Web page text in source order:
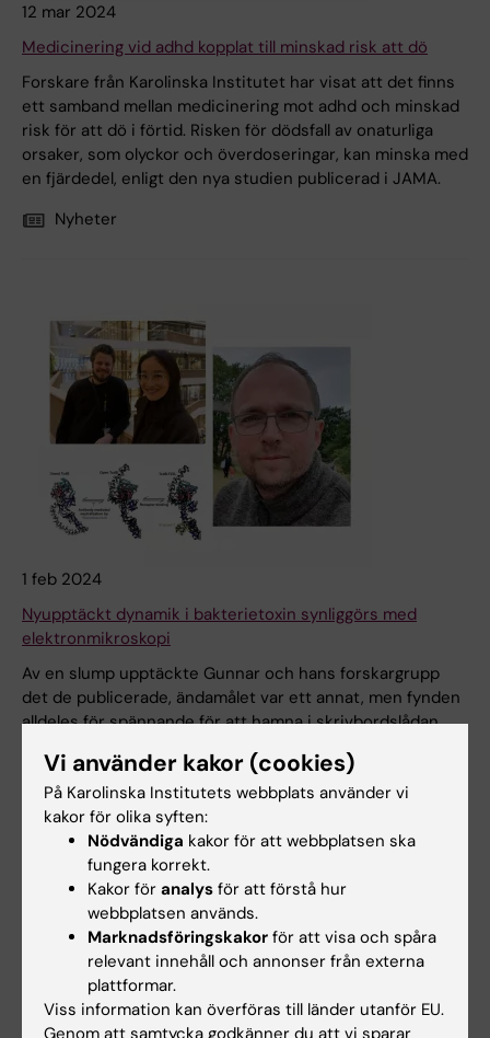
12 mar 2024
Medicinering vid adhd kopplat till minskad risk att dö
Forskare från Karolinska Institutet har visat att det finns
ett samband mellan medicinering mot adhd och minskad
risk för att dö i förtid. Risken för dödsfall av onaturliga
orsaker, som olyckor och överdoseringar, kan minska med
en fjärdedel, enligt den nya studien publicerad i JAMA.
Nyheter
1 feb 2024
Nyupptäckt dynamik i bakterietoxin synliggörs med
elektronmikroskopi
Av en slump upptäckte Gunnar och hans forskargrupp
det de publicerade, ändamålet var ett annat, men fynden
alldeles för spännande för att hamna i skrivbordslådan.
bakterietoxinbindning till receptorn.
Nyheter
Vi använder kakor (cookies)
På Karolinska Institutets webbplats använder vi
kakor för olika syften:
Nödvändiga kakor för att webbplatsen ska
fungera korrekt.
Kakor för analys för att förstå hur
webbplatsen används.
Marknadsföringskakor för att visa och spåra
relevant innehåll och annonser från externa
plattformar.
Viss information kan överföras till länder utanför EU.
Genom att samtycka godkänner du att vi sparar